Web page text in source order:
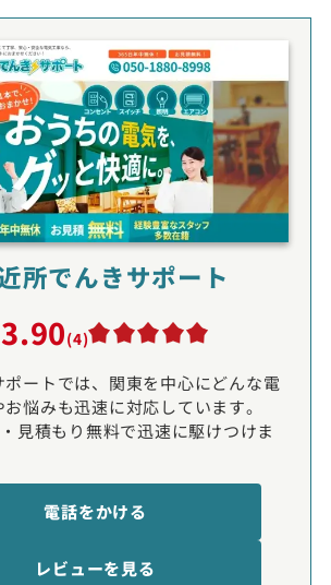
所でんきサポート
3.90(4)
ポートでは、関東を中心にどんな電
悩みも迅速に対応しています。
見積もり無料で迅速に駆けつけま
電話をかける
レビューを見る